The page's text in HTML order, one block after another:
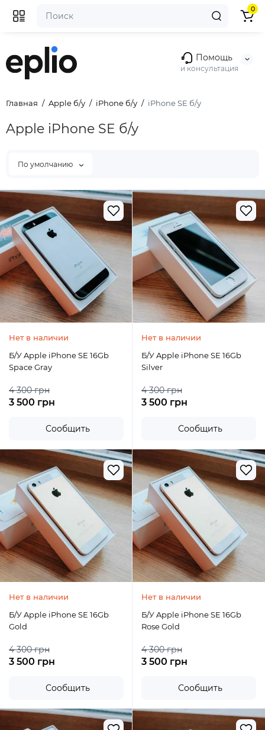
Помощь
и консультация
0
Главная Apple б/у iPhone б/у iPhone SE б/у
Apple iPhone SE б/у
По умолчанию
Нет в наличии
Б/У Apple iPhone SE 16Gb
Space Gray
4 300 грн
3 500 грн
Сообщить
Нет в наличии
Б/У Apple iPhone SE 16Gb
Silver
4 300 грн
3 500 грн
Сообщить
Нет в наличии
Б/У Apple iPhone SE 16Gb
Gold
4 300 грн
3 500 грн
Сообщить
Нет в наличии
Б/У Apple iPhone SE 16Gb
Rose Gold
4 300 грн
3 500 грн
Сообщить